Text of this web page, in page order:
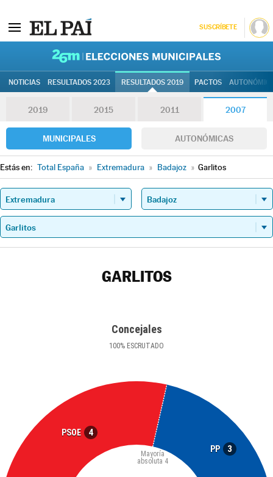
SUSCRÍBETE
NOTICIAS RESULTADOS 2023 RESULTADOS 2019 PACTOS
2019 2015 2011 2007
MUNICIPALES AUTONÓMICAS
Estás en: Total España » Extremadura » Badajoz » Garlitos
GARLITOS
Concejales
100% ESCRUTADO
PSOE 4
PP 3
Mayoría
absoluta 4